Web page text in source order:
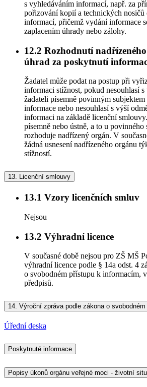
s vyhledáváním informací, např. za
pořizování kopií a technických nosičů
informací, přičemž vydání informace
zaplacením úhrady nebo zálohy.
12.2 Rozhodnutí
úhrad za poskytnutí
Žadatel může podat na postup při
informaci stížnost, pokud nesouhlasí
žadateli písemně povinným
informace nebo nesouhlasí s výší
informaci na základě licenční
písemně nebo ústně, a to u
rozhoduje nadřízený orgán. V
žádná usnesení nadřízeného orgánu
stížností.
13. Licenční smlouvy
13.1 Vzory licenčních smluv
Nejsou
13.2 Výhradní licence
V současné době nejsou pro ZŠ MŠ
výhradní licence podle § 14a odst. 4
o svobodném přístupu k informacím,
předpisů.
14. Výroční zpráva podle zákona o
Úřední deska
Poskytnuté informace
Popisy úkonů orgánu veřejné moci - životní